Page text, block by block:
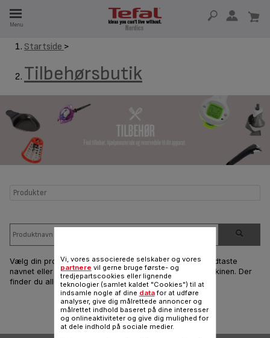
Menu
Startside >
Tilbehørsbutik
Produkter
Vælg din produktrække ved at klikke på billedet eller indtaste
navnet eller referencen på dit Tefal-produkt i søgemaskinen. Der
finder du alle svar vedrørende dit produkt.
Produkter
Vi, vores associerede selskaber og vores
partnere vil gerne bruge første- og
tredjepartscookies eller lignende
teknologier (samlet kaldet "Cookies") til at
indsamle nogle af dine datafor at udføre
analyser, give dig målrettede annoncer og
målrettet indhold baseret på dine interesser
og onlineaktiviteter og give dig mulighed for
at dele indhold på sociale medier.